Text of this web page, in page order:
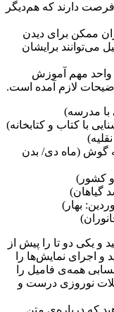
فرصت دارند که هم‌دیگر
ممکن برای دیدن
۶ ساله‌های فامیل می‌توانند برایشان
در این کتاب‌ها ۸ نمایش مختلف مربوط به ۸ واحد مهم آموزش
لازم آمده است.
با مدرسه)
با کتاب و کتابخانه)
گوش (ماه دی/ بدن
کشور)
گیاهان)
بهار)
و یکی دو تا را پیش از
و اجرای نمایش‌ها را
همه‌ی فامیل را
نوروزی درست و
که درباره‌ی متن